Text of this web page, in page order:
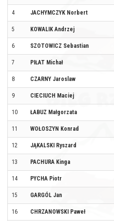
4 JACHYMCZYK Norbert
5 KOWALIK Andrzej
6 SZOTOWICZ Sebastian
7 PIŁAT Michał
8 CZARNY Jaroslaw
9 CIECIUCH Maciej
10 ŁABUZ Małgorzata
11 WOŁOSZYN Konrad
12 JĄKALSKI Ryszard
13 PACHURA Kinga
14 PYCHA Piotr
15 GARGÓL Jan
16 CHRZANOWSKI Paweł